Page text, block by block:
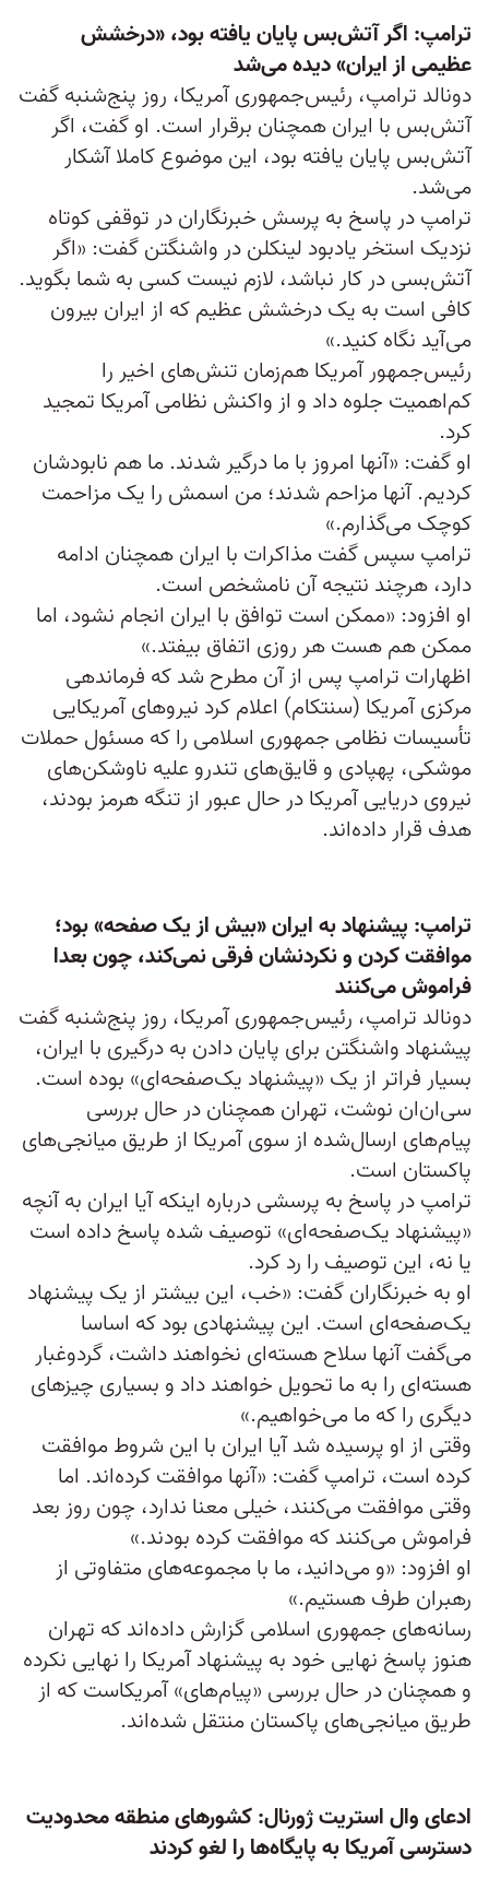
ترامپ: اگر آتش‌بس پایان یافته بود، «درخشش
عظیمی از ایران» دیده می‌شد
دونالد ترامپ، رئیس‌جمهوری آمریکا، روز پنج‌شنبه گفت
آتش‌بس با ایران همچنان برقرار است. او گفت، اگر
آتش‌بس پایان یافته بود، این موضوع کاملا آشکار
می‌شد.
ترامپ در پاسخ به پرسش خبرنگاران در توقفی کوتاه
نزدیک استخر یادبود لینکلن در واشنگتن گفت: «اگر
آتش‌بسی در کار نباشد، لازم نیست کسی به شما بگوید.
کافی است به یک درخشش عظیم که از ایران بیرون
می‌آید نگاه کنید.»
رئیس‌جمهور آمریکا هم‌زمان تنش‌های اخیر را
کم‌اهمیت جلوه داد و از واکنش نظامی آمریکا تمجید
کرد.
او گفت: «آنها امروز با ما درگیر شدند. ما هم نابودشان
کردیم. آنها مزاحم شدند؛ من اسمش را یک مزاحمت
کوچک می‌گذارم.»
ترامپ سپس گفت مذاکرات با ایران همچنان ادامه
دارد، هرچند نتیجه آن نامشخص است.
او افزود: «ممکن است توافق با ایران انجام نشود، اما
ممکن هم هست هر روزی اتفاق بیفتد.»
اظهارات ترامپ پس از آن مطرح شد که فرماندهی
مرکزی آمریکا (سنتکام) اعلام کرد نیروهای آمریکایی
تأسیسات نظامی جمهوری اسلامی را که مسئول حملات
موشکی، پهپادی و قایق‌های تندرو علیه ناوشکن‌های
نیروی دریایی آمریکا در حال عبور از تنگه هرمز بودند،
هدف قرار داده‌اند.
ترامپ: پیشنهاد به ایران «بیش از یک‌ صفحه‌» بود؛
موافقت کردن و نکردنشان فرقی نمی‌کند، چون بعدا
فراموش می‌کنند
دونالد ترامپ، رئیس‌جمهوری آمریکا، روز پنج‌شنبه گفت
پیشنهاد واشنگتن برای پایان دادن به درگیری با ایران،
بسیار فراتر از یک «پیشنهاد یک‌صفحه‌ای» بوده است.
سی‌ان‌ان نوشت، تهران همچنان در حال بررسی
پیام‌های ارسال‌شده از سوی آمریکا از طریق میانجی‌های
پاکستان است.
ترامپ در پاسخ به پرسشی درباره اینکه آیا ایران به آنچه
«پیشنهاد یک‌صفحه‌ای» توصیف شده پاسخ داده است
یا نه، این توصیف را رد کرد.
او به خبرنگاران گفت: «خب، این بیشتر از یک پیشنهاد
یک‌صفحه‌ای است. این پیشنهادی بود که اساسا
می‌گفت آنها سلاح هسته‌ای نخواهند داشت، گردوغبار
هسته‌ای را به ما تحویل خواهند داد و بسیاری چیزهای
دیگری را که ما می‌خواهیم.»
وقتی از او پرسیده شد آیا ایران با این شروط موافقت
کرده است، ترامپ گفت: «آنها موافقت کرده‌اند. اما
وقتی موافقت می‌کنند، خیلی معنا ندارد، چون روز بعد
فراموش می‌کنند که موافقت کرده بودند.»
او افزود: «و می‌دانید، ما با مجموعه‌های متفاوتی از
رهبران طرف هستیم.»
رسانه‌های جمهوری اسلامی گزارش داده‌اند که تهران
هنوز پاسخ نهایی خود به پیشنهاد آمریکا را نهایی نکرده
و همچنان در حال بررسی «پیام‌های» آمریکاست که از
طریق میانجی‌های پاکستان منتقل شده‌اند.
ادعای وال استریت ژورنال: کشورهای منطقه محدودیت
دسترسی آمریکا به پایگاه‌ها را لغو کردند